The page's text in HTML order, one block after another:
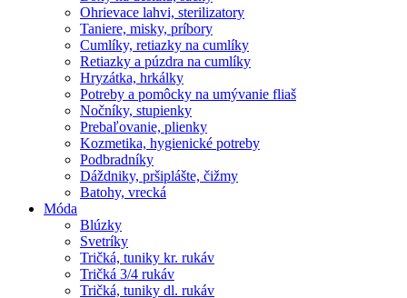
Ohrievace lahvi, sterilizatory
Taniere, misky, príbory
Cumlíky, retiazky na cumlíky
Retiazky a púzdra na cumlíky
Hryzátka, hrkálky
Potreby a pomôcky na umývanie fliaš
Nočníky, stupienky
Prebaľovanie, plienky
Kozmetika, hygienické potreby
Podbradníky
Dáždniky, pršiplášte, čižmy
Batohy, vrecká
Móda
Blúzky
Svetríky
Tričká, tuniky kr. rukáv
Tričká 3/4 rukáv
Tričká, tuniky dl. rukáv